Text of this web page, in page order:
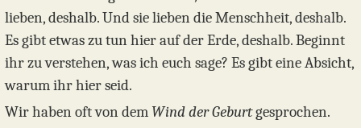
lieben, deshalb. Und sie lieben die Menschheit, deshalb.
Es gibt etwas zu tun hier auf der Erde, deshalb. Beginnt
ihr zu verstehen, was ich euch sage? Es gibt eine Absicht,
warum ihr hier seid.
Wir haben oft von dem Wind der Geburtgesprochen.